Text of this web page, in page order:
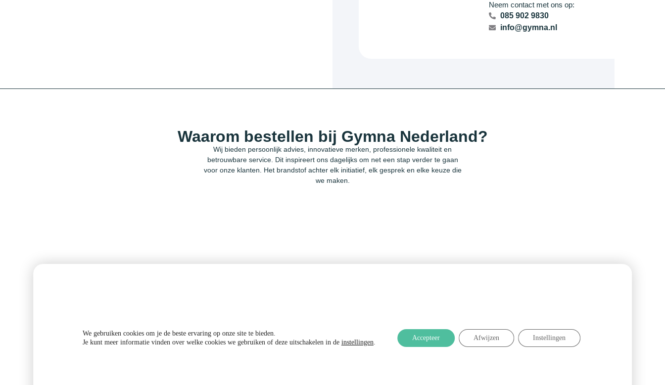
Neem contact met ons op:
085 902 9830
info@gymna.nl
Waarom bestellen bij Gymna Nederland?
Wij bieden persoonlijk advies, innovatieve merken, professionele kwaliteit en
betrouwbare service. Dit inspireert ons dagelijks om net een stap verder te gaan
voor onze klanten. Het brandstof achter elk initiatief, elk gesprek en elke keuze die
we maken.
We gebruiken cookies om je de beste ervaring op onze site te bieden.
Je kunt meer informatie vinden over welke cookies we gebruiken of deze uitschakelen in de instellingen
Accepteer Afwijzen Instellingen